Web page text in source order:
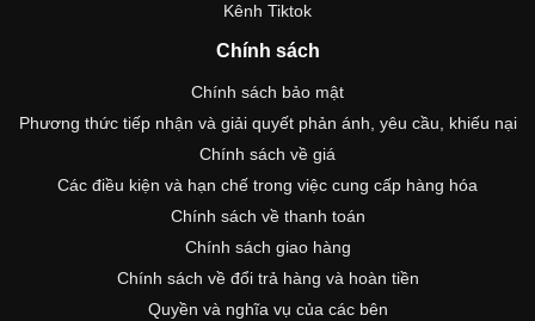
Kênh Tiktok
Chính sách
Chính sách bảo mật
Phương thức tiếp nhận và giải quyết phản ánh, yêu cầu, khiếu nại
Chính sách về giá
Các điều kiện và hạn chế trong việc cung cấp hàng hóa
Chính sách về thanh toán
Chính sách giao hàng
Chính sách về đổi trả hàng và hoàn tiền
Quyền và nghĩa vụ của các bên